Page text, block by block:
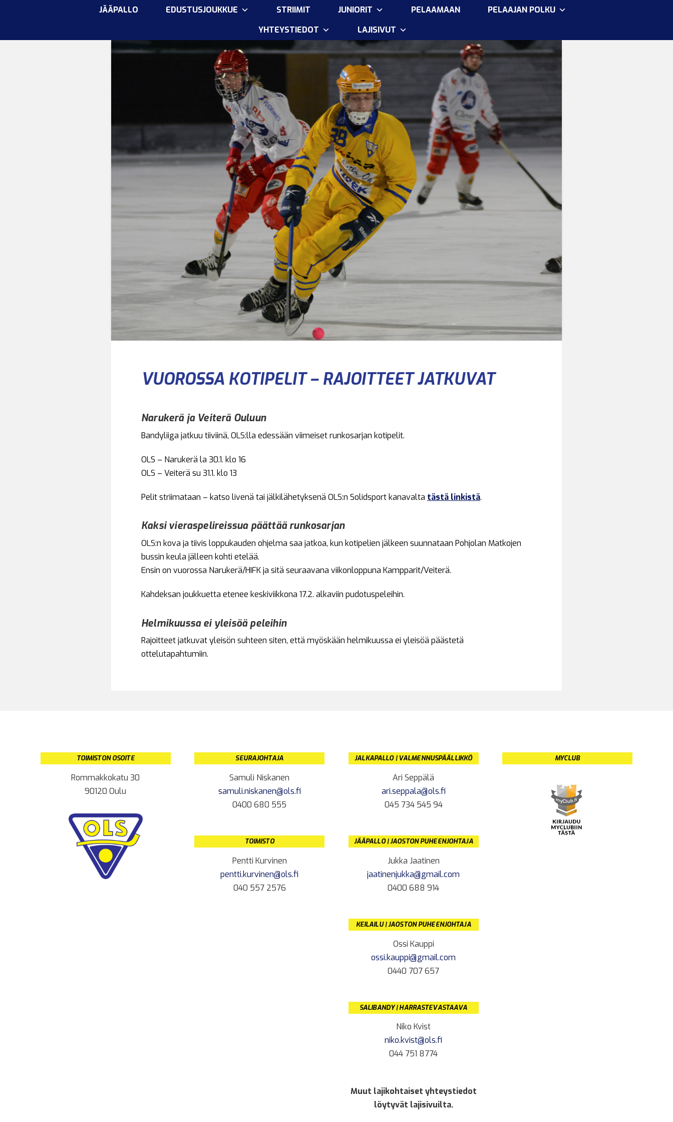
JÄÄPALLO EDUSTUSJOUKKUE STRIIMIT JUNIORIT PELAAMAAN
PELAAJAN POLKU
YHTEYSTIEDOT
LAJISIVUT
VUOROSSA KOTIPELIT – RAJOITTEET JATKUVAT
Narukerä ja Veiterä Ouluun
Bandyliiga jatkuu tiiviinä, OLS:lla edessään viimeiset runkosarjan kotipelit.
OLS – Narukerä la 30.1. klo 16
OLS – Veiterä su 31.1. klo 13
Pelit striimataan – katso livenä tai jälkilähetyksenä OLS:n Solidsport kanavalta tästä linkistä.
Kaksi vieraspelireissua päättää runkosarjan
OLS:n kova ja tiivis loppukauden ohjelma saa jatkoa, kun kotipelien jälkeen suunnataan Pohjolan Matkojen
bussin keula jälleen kohti etelää.
Ensin on vuorossa Narukerä/HIFK ja sitä seuraavana viikonloppuna Kampparit/Veiterä.
Kahdeksan joukkuetta etenee keskiviikkona 17.2. alkaviin pudotuspeleihin.
Helmikuussa ei yleisöä peleihin
Rajoitteet jatkuvat yleisön suhteen siten, että myöskään helmikuussa ei yleisöä päästetä
ottelutapahtumiin.
TOIMISTON OSOITE
Rommakkokatu 30
90120 Oulu
SEURAJOHTAJA
Samuli Niskanen
samuli.niskanen@ols.fi
0400 680 555
TOIMISTO
Pentti Kurvinen
pentti.kurvinen@ols.fi
040 557 2576
JALKAPALLO | VALMENNUSPÄÄLLIKKÖ
Ari Seppälä
ari.seppala@ols.fi
045 734 545 94
JÄÄPALLO | JAOSTON PUHEENJOHTAJA
Jukka Jaatinen
jaatinenjukka@gmail.com
0400 688 914
KEILAILU | JAOSTON PUHEENJOHTAJA
Ossi Kauppi
ossi.kauppi@gmail.com
0440 707 657
SALIBANDY | HARRASTEVASTAAVA
Niko Kvist
niko.kvist@ols.fi
044 751 8774
Muut lajikohtaiset yhteystiedot
löytyvät lajisivuilta.
MYCLUB